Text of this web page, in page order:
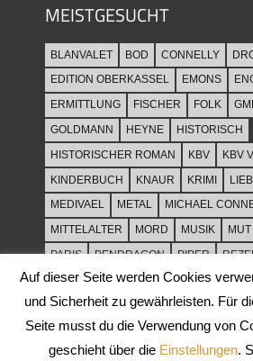
MEISTGESUCHT
BLANVALET BOD CONNELLY
EDITION OBERKASSEL
EMONS
ERMITTLUNG
FISCHER FOLK
GOLDMANN
HEYNE
HISTORISCH
HISTORISCHER ROMAN
KBV
KBV
KINDERBUCH
KNAUR KRIMI
MEDIVAEL
METAL
MICHAEL
MITTELALTER
MORD MUSIK MUT
PARIS
PENDRAGON PIPER
ROCKMUSIK
ROMAN ROWOHLT
SPANNUNG
SYLT THRILLER TOD
WEIHNACHT
Auf dieser Seite werden Cookies
und Sicherheit zu gewährleisten. Für
Seite musst du die Verwendung von
geschieht über die Einstellungen.